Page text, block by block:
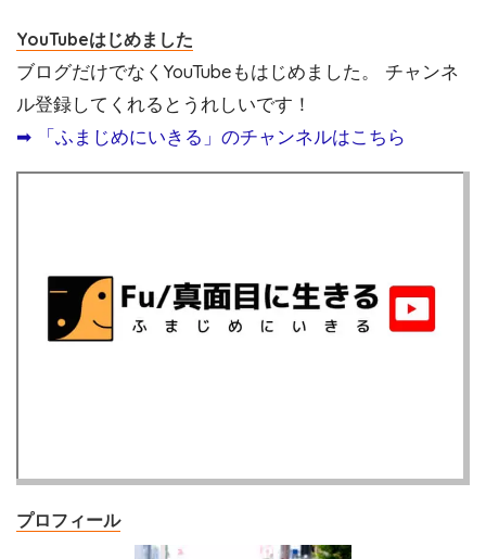
YouTubeはじめました
ブログだけでなくYouTubeもはじめました。 チャンネ
ル登録してくれるとうれしいです！
➡︎ 「ふまじめにいきる」のチャンネルはこちら
プロフィール